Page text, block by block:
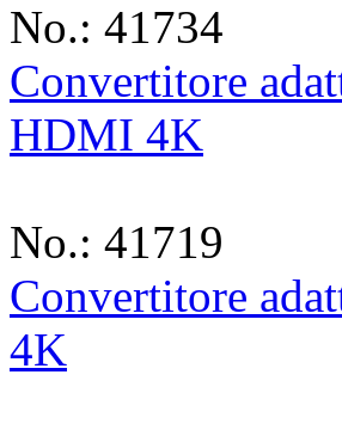
No.: 41734
Convertitore
HDMI 4K
No.: 41719
Convertitore
4K